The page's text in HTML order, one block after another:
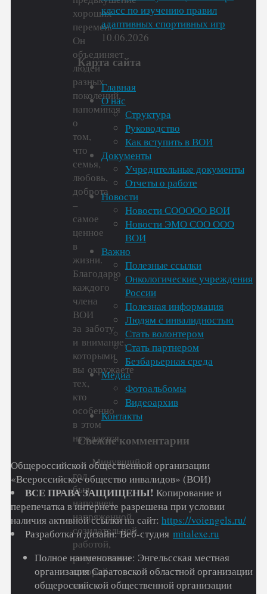
хороших
перемен.
Он
объединяет
людей
разных
поколений,
напоминая
о
том,
что
семья,
любовь,
доброта
–
самое
ценное
в
жизни.
Благодарю
каждого
члена
ВОИ
за заботу
и внимание,
которыми
вы окружаете
тех,
кто
особенно
в этом
нуждается.
Минувший
год
был
наполнен
напряженной
созидательной
работой,
результатами
которой
мы
класс по изучению правил
адаптивных спортивных игр
10.06.2026
Карта сайта
Главная
О нас
Структура
Руководство
Как вступить в ВОИ
Документы
Учредительные документы
Отчеты о работе
Новости
Новости СООООО ВОИ
Новости ЭМО СОО ООО
ВОИ
Важно
Полезные ссылки
Онкологические учреждения
России
Полезная информация
Людям с инвалидностью
Стать волонтером
Стать партнером
Безбарьерная среда
Медиа
Фотоальбомы
Видеоархив
Контакты
Свежие комментарии
Общероссийской общественной организации
«Всероссийское общество инвалидов» (ВОИ)
ВСЕ ПРАВА ЗАЩИЩЕНЫ! Копирование и
перепечатка в интернете разрешена при условии
наличия активной ссылки на сайт: https://voiengels.ru/
Разработка и дизайн: Веб-студия mitalexe.ru
Полное наименование: Энгельсская местная
организация Саратовской областной организации
общероссийской общественной организации